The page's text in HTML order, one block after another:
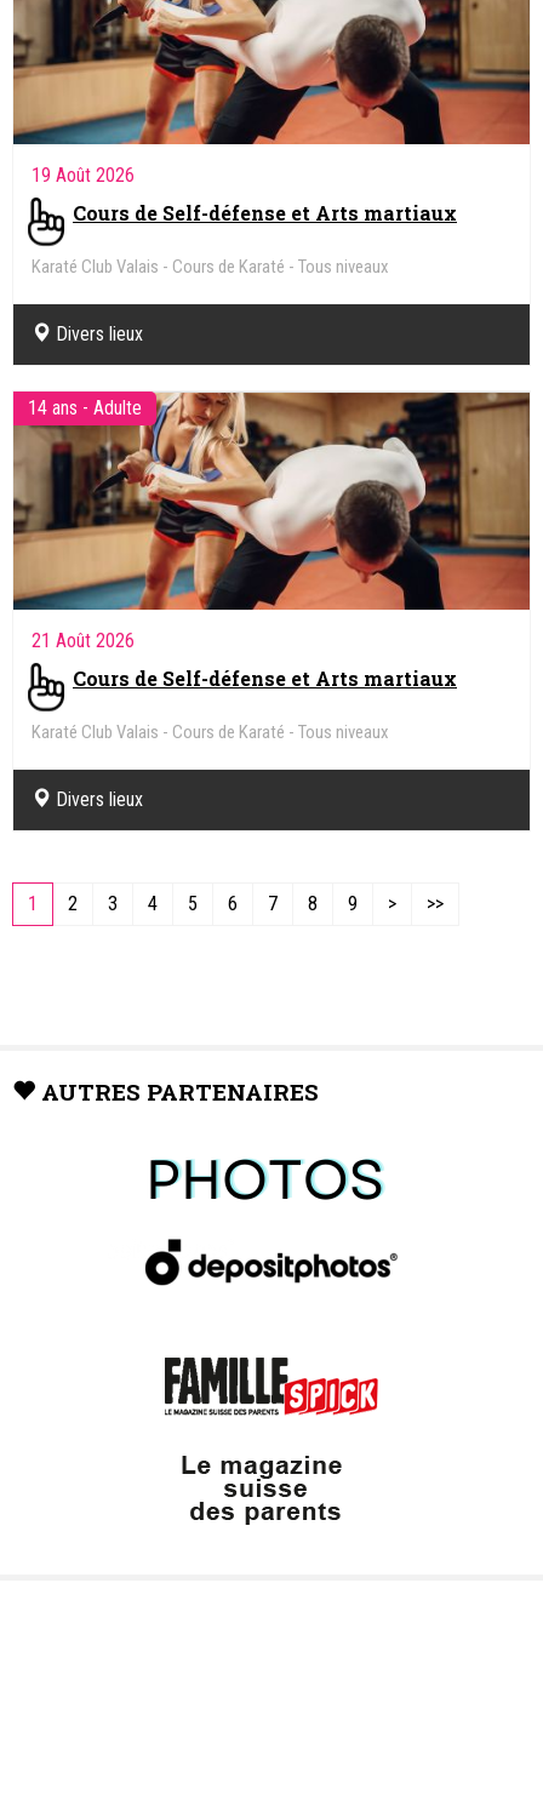
19 Août 2026
Cours de Self-défense et Arts martiaux
Karaté Club Valais - Cours de Karaté - Tous niveaux
Divers lieux
14 ans - Adulte
21 Août 2026
Cours de Self-défense et Arts martiaux
Karaté Club Valais - Cours de Karaté - Tous niveaux
Divers lieux
1 2 3 4 5 6 7 8 9 > >>
AUTRES PARTENAIRES